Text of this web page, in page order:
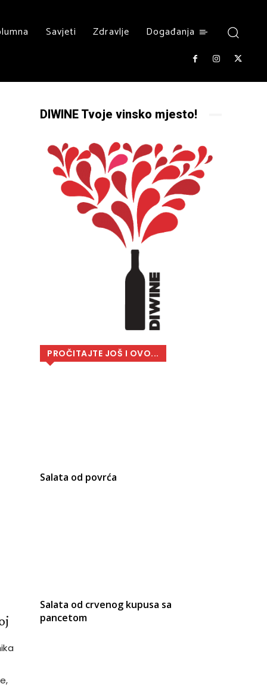
Savjeti Zdravlje Događanja
DIWINE Tvoje vinsko mjesto!
PROČITAJTE JOŠ I OVO...
Salata od povrća
Salata od crvenog kupusa sa
pancetom